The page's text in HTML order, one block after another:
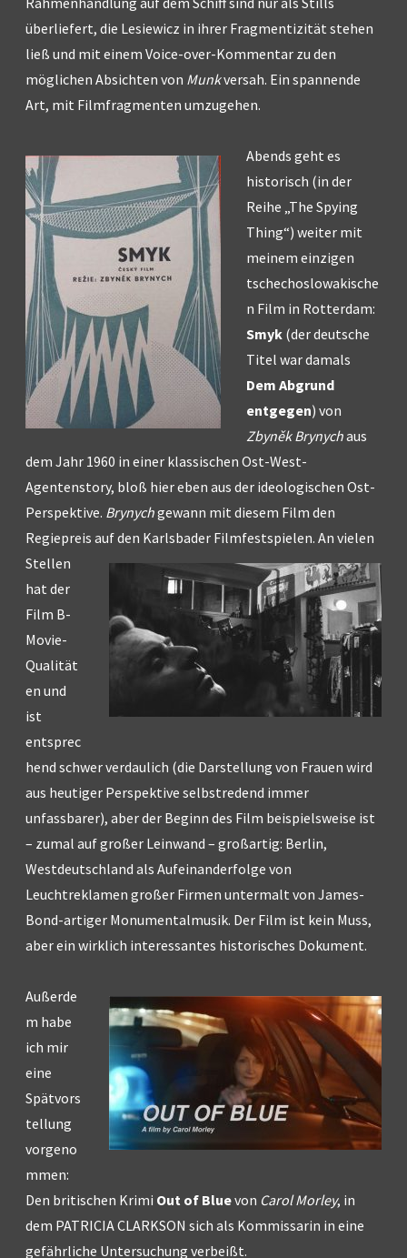
überliefert, die Lesiewicz in ihrer Fragmentizität stehen
ließ und mit einem Voice-over-Kommentar zu den
möglichen Absichten von Munkversah. Ein spannende
Art, mit Filmfragmenten umzugehen.
Abends geht es
historisch (in der
Reihe „The Spying
Thing“) weiter mit
meinem einzigen
tschechoslowakische
n Film in Rotterdam:
Smyk (der deutsche
Titel war damals
Dem Abgrund
entgegen) von
Zbyněk Brynychaus
dem Jahr 1960 in einer klassischen Ost-West-
Agentenstory, bloß hier eben aus der ideologischen Ost-
Perspektive. Brynychgewann mit diesem Film den
Regiepreis auf den Karlsbader Filmfestspielen. An vielen
Stellen
hat der
Film B-
Movie-
Qualität
en und
ist
entsprec
hend schwer verdaulich (die Darstellung von Frauen wird
aus heutiger Perspektive selbstredend immer
unfassbarer), aber der Beginn des Film beispielsweise ist
– zumal auf großer Leinwand – großartig: Berlin,
Westdeutschland als Aufeinanderfolge von
Leuchtreklamen großer Firmen untermalt von James-
Bond-artiger Monumentalmusik. Der Film ist kein Muss,
aber ein wirklich interessantes historisches Dokument.
Außerde
m habe
ich mir
eine
Spätvors
tellung
vorgeno
mmen:
Den britischen Krimi Out of Bluevon Carol Morley, in
dem PATRICIA CLARKSON sich als Kommissarin in eine
gefährliche Untersuchung verbeißt.